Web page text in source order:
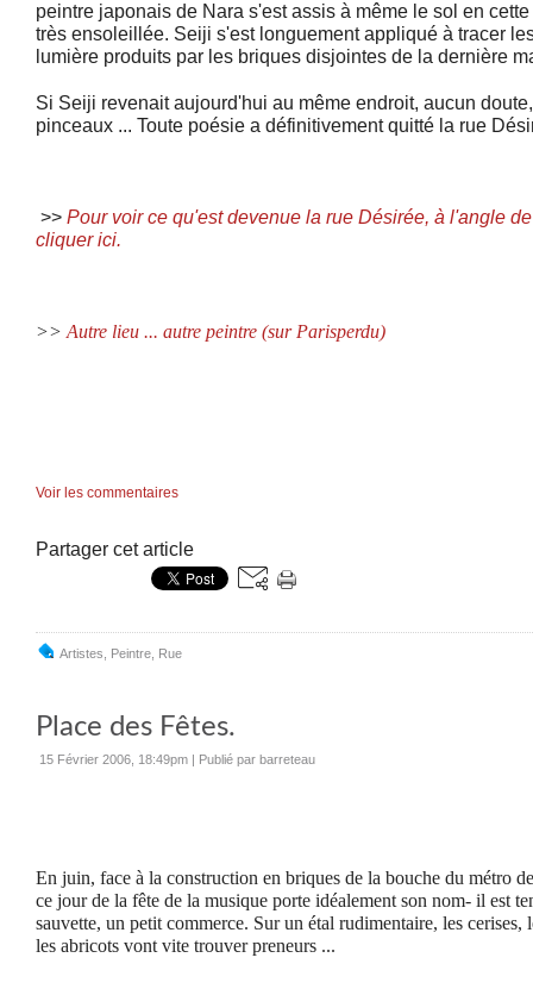
peintre japonais de Nara s'est assis à même le sol en
très ensoleillée. Seiji s'est longuement appliqué à tracer
lumière produits par les briques disjointes de la dernière
Si Seiji revenait aujourd'hui au même endroit, aucun
pinceaux ... Toute poésie a définitivement quitté la rue
>> Pour voir ce qu'est devenue la rue Désirée, à l'angle
cliquer ici.
>> Autre lieu ... autre peintre (sur Parisperdu)
Voir les commentaires
Partager cet article
Artistes Peintre Rue
Place des Fêtes.
15 Février 2006, 18:49pm | Publié par barreteau
En juin, face à la construction en briques de la bouche du métro
ce jour de la fête de la musique porte idéalement son nom- il est
sauvette, un petit commerce. Sur un étal rudimentaire, les cerises,
les abricots vont vite trouver preneurs ...